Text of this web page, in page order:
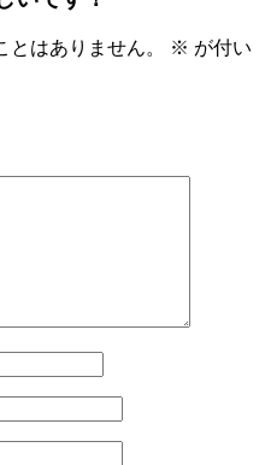
はありません。 ※ が付い